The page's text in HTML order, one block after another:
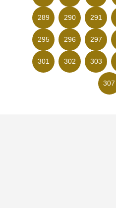
289 290 291
295 296 297
301 302 303
307